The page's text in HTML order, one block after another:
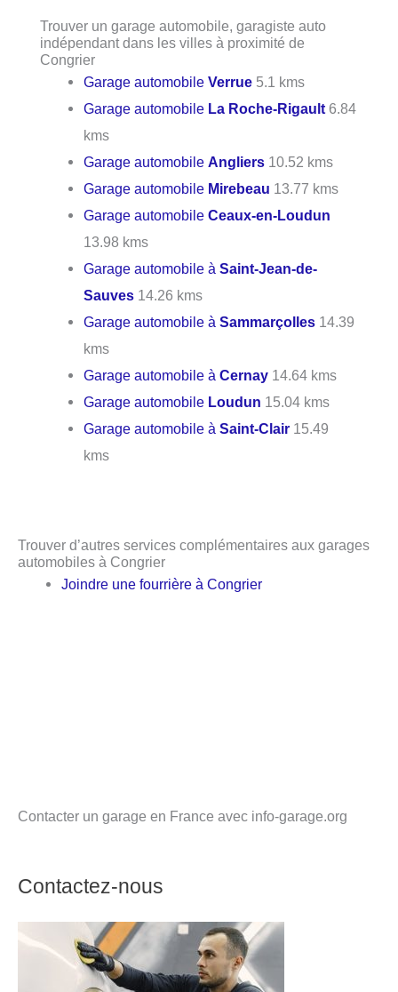
Trouver un garage automobile, garagiste auto
indépendant dans les villes à proximité de
Congrier
Garage automobileVerrue 5.1 kms
Garage automobile La Roche-Rigault 6.84
kms
Garage automobileAngliers 10.52 kms
Garage automobile Mirebeau 13.77 kms
Garage automobileCeaux-en-Loudun
13.98 kms
Garage automobile àSaint-Jean-de-
Sauves 14.26 kms
Garage automobile àSammarçolles 14.39
kms
Garage automobile àCernay 14.64 kms
Garage automobile Loudun 15.04 kms
Garage automobile àSaint-Clair 15.49
kms
Trouver d’autres services complémentaires aux garages
automobiles à Congrier
Joindre une fourrière à Congrier
Contacter un garage en France avec info-garage.org
Contactez-nous